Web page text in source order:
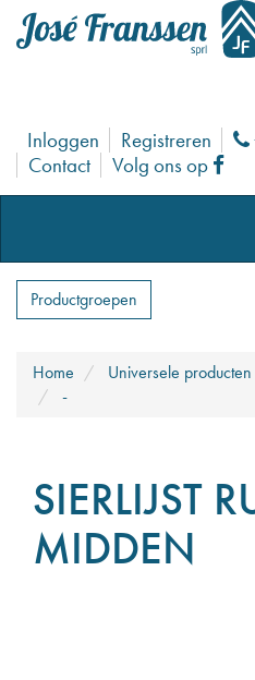
Inloggen Registreren
Contact
Volg ons op
Productgroepen
Home Universele producten
-
SIERLIJST
MIDDEN